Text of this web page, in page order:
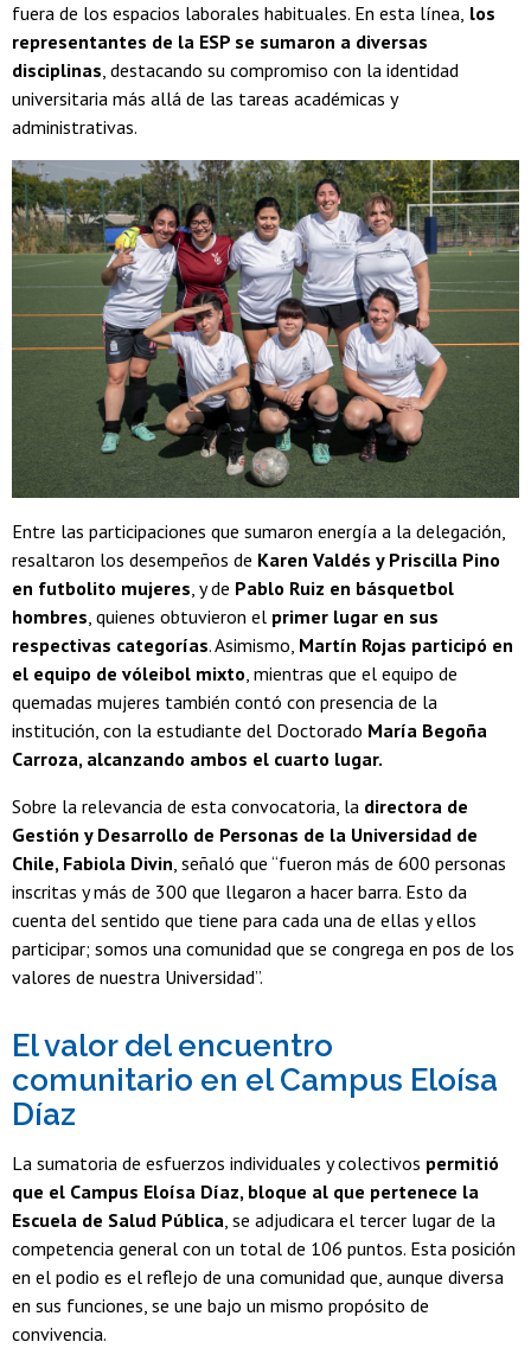
fuera de los espacios laborales habituales. En esta línea, los
representantes de la ESP se sumaron a diversas
disciplinas, destacando su compromiso con la identidad
universitaria más allá de las tareas académicas y
administrativas.
Entre las participaciones que sumaron energía a la delegación,
resaltaron los desempeños de Karen Valdés y Priscilla Pino
en futbolito mujeres, y de Pablo Ruiz en básquetbol
hombres, quienes obtuvieron el primer lugar en sus
respectivas categorías. Asimismo, Martín Rojas participó en
el equipo de vóleibol mixto, mientras que el equipo de
quemadas mujeres también contó con presencia de la
institución, con la estudiante del Doctorado María Begoña
Carroza, alcanzando ambos el cuarto lugar.
Sobre la relevancia de esta convocatoria, la directora de
Gestión y Desarrollo de Personas de la Universidad de
Chile, Fabiola Divin, señaló que “fueron más de 600 personas
inscritas y más de 300 que llegaron a hacer barra. Esto da
cuenta del sentido que tiene para cada una de ellas y ellos
participar; somos una comunidad que se congrega en pos de los
valores de nuestra Universidad”.
El valor del encuentro
comunitario en el Campus Eloísa
Díaz
La sumatoria de esfuerzos individuales y colectivos permitió
que el Campus Eloísa Díaz, bloque al que pertenece la
Escuela de Salud Pública, se adjudicara el tercer lugar de la
competencia general con un total de 106 puntos. Esta posición
en el podio es el reflejo de una comunidad que, aunque diversa
en sus funciones, se une bajo un mismo propósito de
convivencia.